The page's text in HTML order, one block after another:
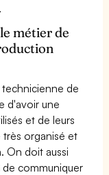
métier de
de
d'avoir une
et de leurs
très organisé et
On doit aussi
communiquer